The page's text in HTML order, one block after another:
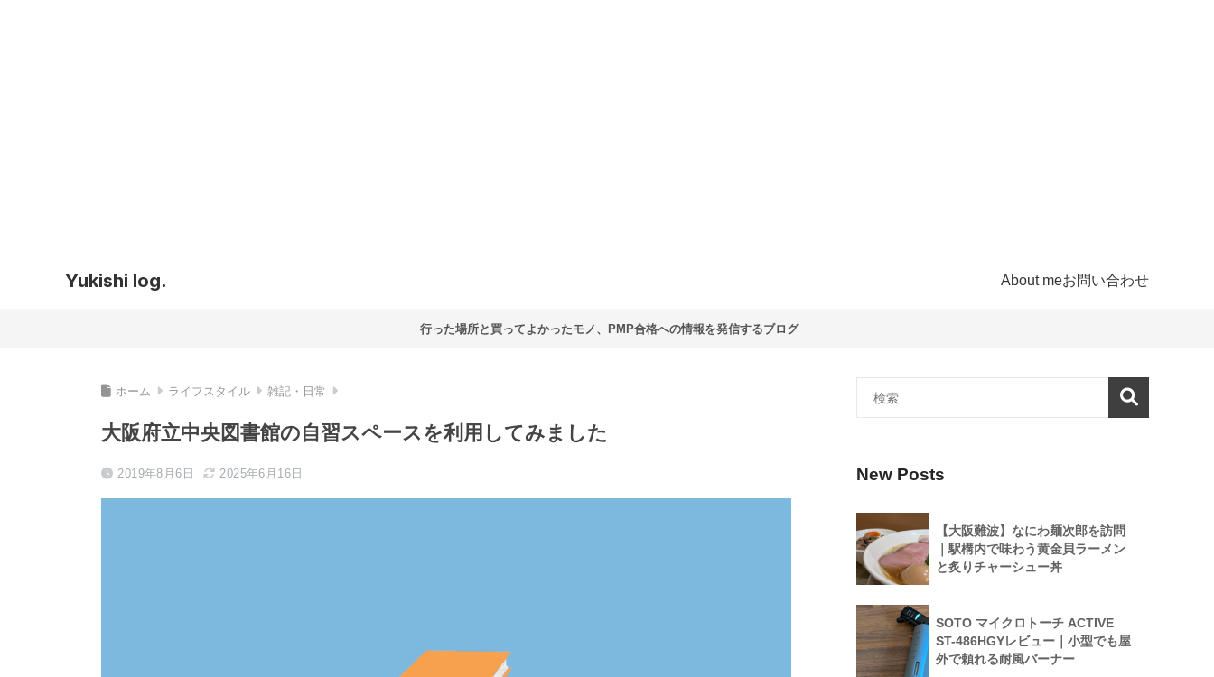
Yukishi log. About meお問い合わせ
行った場所と買ってよかったモノ、PMP合格への情報を発信するブログ
ホーム ライフスタイル 雑記・日常
大阪府立中央図書館の自習スペースを利用してみました
2019年8月6日 2025年6月16日 New Posts
【大阪難波】なにわ麺次郎を訪問
｜駅構内で味わう黄金貝ラーメン
と炙りチャーシュー丼
SOTO マイクロトーチ ACTIVE
ST-486HGYレビュー｜小型でも屋
外で頼れる耐風バーナー